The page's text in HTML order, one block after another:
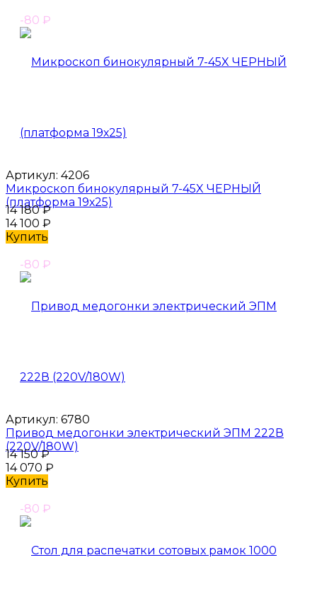
-80 ₽
Артикул: 4206
Микроскоп бинокулярный 7-45X ЧЕРНЫЙ
(платформа 19х25)
14 180₽
14 100 ₽
Купить
-80 ₽
Артикул: 6780
Привод медогонки электрический ЭПМ 222В
(220V/180W)
14 150₽
14 070 ₽
Купить
-80 ₽